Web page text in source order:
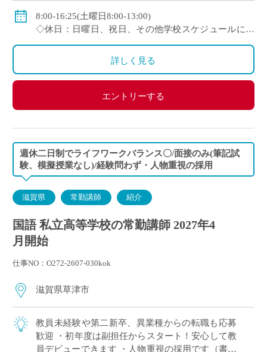
◇賞与：有(7.0ヶ月分＋α ※過去実績)
◇手当：各種有
◇保険：私学共済、雇用保険、労災保険
8:00-16:25(土曜日8:00-13:00)
◇休日：日曜日、祝日、その他学校スケジュールによ
詳しく見る
エントリーする
週休二日制でライフワークバランス〇/面接のみ(筆記試
験、模擬授業なし)/経験問わず・人物重視の採用
滋賀県 常勤講師 紹介
国語 私立高等学校の常勤講師 2027年4
月開始
仕事NO：O272-2607-030kok
滋賀県草津市
教員未経験や第二新卒、異業種からの転職も応募
歓迎 ・初年度は副担任からスタート！安心して教
員デビューできます ・人物重視の採用です（書類